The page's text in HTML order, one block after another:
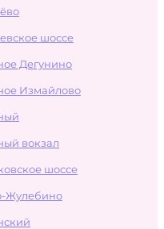
шоссе
Дегунино
Измайлово
вокзал
шоссе
Жулебино